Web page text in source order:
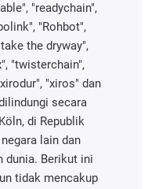
"readychain",
"Rohbot",
the dryway",
"twisterchain",
"xiros" dan
secara
di Republik
lain dan
dunia. Berikut ini
tidak mencakup